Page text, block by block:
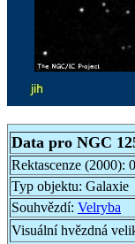
Data pro NGC
Rektascenze (2000):
Typ objektu: Galaxie
Souhvězdí: Velryba
Visuální hvězdná